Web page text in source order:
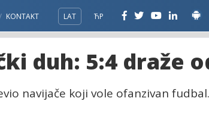
KONTAKT LAT ЋР
duh: 5:4 draže
navijače koji vole ofanzivan fudbal.